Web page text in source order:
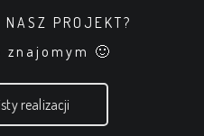
PROJEKT?
znajomym 🙂
realizacji